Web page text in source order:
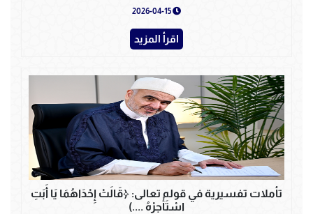
اقرأ المزيد
تأملات تفسيرية في قوله تعالى: ﴿قَالَتْ إِحْدَاهُمَا يَا أَبَتِ
اسْتَأْجِرْهُ ....)